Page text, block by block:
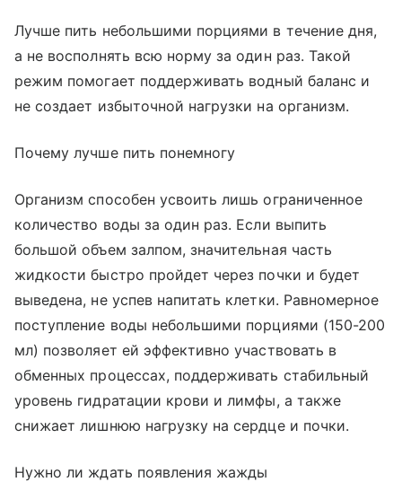
Лучше пить небольшими порциями в течение дня,
а не восполнять всю норму за один раз. Такой
режим помогает поддерживать водный баланс и
не создает избыточной нагрузки на организм.
Почему лучше пить понемногу
Организм способен усвоить лишь ограниченное
количество воды за один раз. Если выпить
большой объем залпом, значительная часть
жидкости быстро пройдет через почки и будет
выведена, не успев напитать клетки. Равномерное
поступление воды небольшими порциями (150-200
мл) позволяет ей эффективно участвовать в
обменных процессах, поддерживать стабильный
уровень гидратации крови и лимфы, а также
снижает лишнюю нагрузку на сердце и почки.
Нужно ли ждать появления жажды